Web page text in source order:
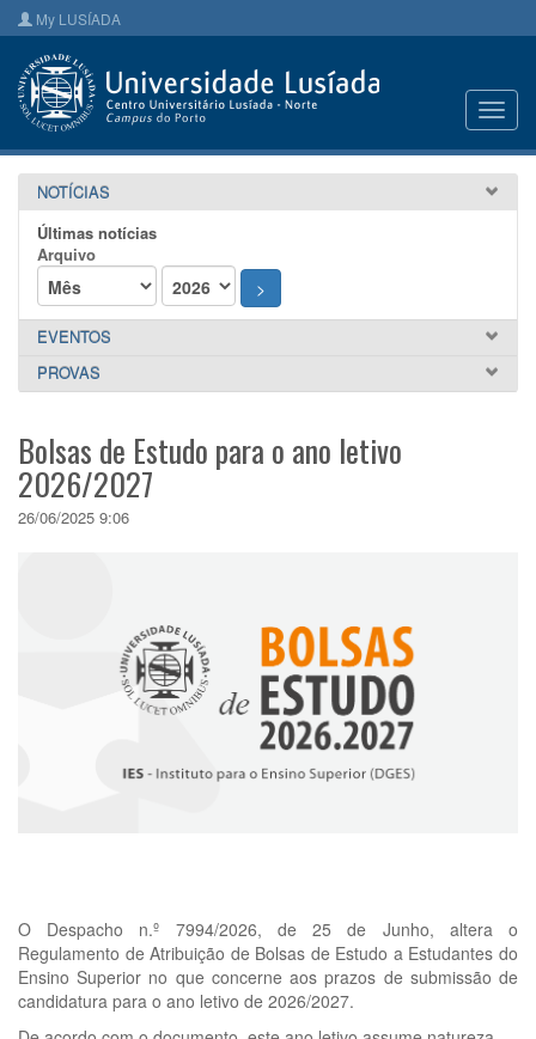
My LUSÍADA
NOTÍCIAS
Últimas notícias
Arquivo
>
EVENTOS
PROVAS
Bolsas de Estudo para o ano letivo
2026/2027
26/06/2025 9:06
O Despacho n.º 7994/2026, de 25 de Junho, altera o
Regulamento de Atribuição de Bolsas de Estudo a Estudantes do
Ensino Superior no que concerne aos prazos de submissão de
candidatura para o ano letivo de 2026/2027.